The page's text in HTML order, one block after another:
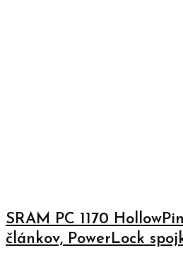
SRAM PC 1170
článkov, PowerLock